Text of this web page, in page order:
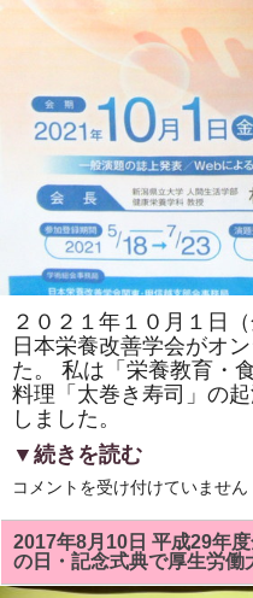
し
た！！
２０２１年１０月１日
日本栄養改善学会がオ
た。 私は「栄養教育・
料理「太巻き寿司」の
しました。
▼続きを読む
第
８
回
「日
本
栄
コメントを受け付けていません
2017年8月10日 平成29年
の日・記念式典で厚生労働